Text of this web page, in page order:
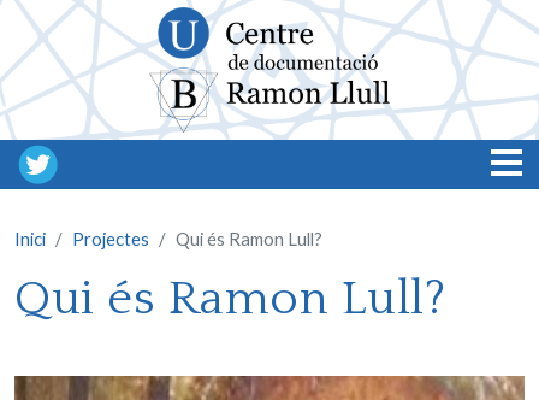
Vés al contingut
Inici Projectes Qui és Ramon Lull?
Qui és Ramon Lull?